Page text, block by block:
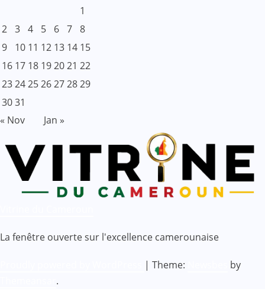
1
2 3 4 5 6 7 8
9
10 11 12 13 14 15
16 17 18 192021 22
23242526272829
3031
« Nov
Jan »
La fenêtre ouverte sur l'excellence camerounaise
| Theme:
by
.